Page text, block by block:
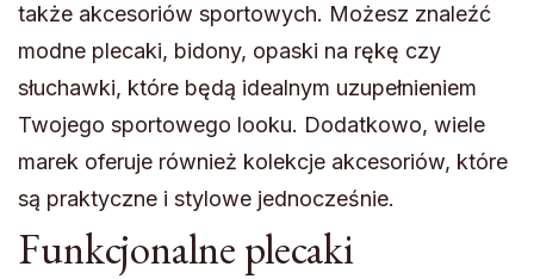
także akcesoriów sportowych. Możesz znaleźć
modne plecaki, bidony, opaski na rękę czy
słuchawki, które będą idealnym uzupełnieniem
Twojego sportowego looku. Dodatkowo, wiele
marek oferuje również kolekcje akcesoriów, które
są praktyczne i stylowe jednocześnie.
Funkcjonalne plecaki